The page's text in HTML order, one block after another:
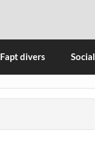
Fapt divers Social